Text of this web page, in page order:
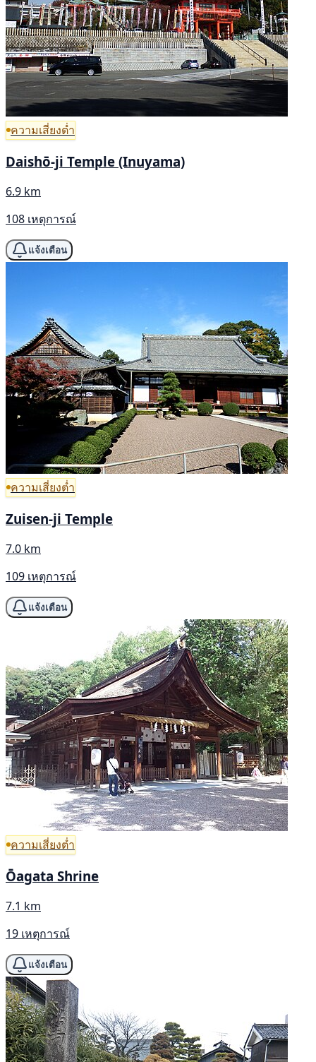
ความเสี่ยงต่ำ
Daishō-ji Temple (Inuyama)
6.9 km
108 เหตุการณ์
แจ้งเตือน
ความเสี่ยงต่ำ
Zuisen-ji Temple
7.0 km
109 เหตุการณ์
แจ้งเตือน
ความเสี่ยงต่ำ
Ōagata Shrine
7.1 km
19 เหตุการณ์
แจ้งเตือน